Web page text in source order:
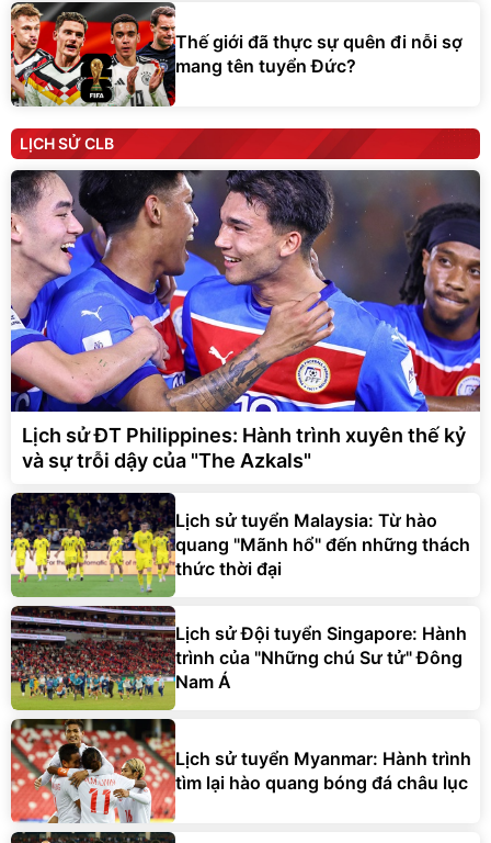
Thế giới đã thực sự quên đi nỗi sợ
mang tên tuyển Đức?
LỊCH SỬ CLB
Lịch sử ĐT Philippines: Hành trình xuyên thế kỷ
và sự trỗi dậy của "The Azkals"
Lịch sử tuyển Malaysia: Từ hào
quang "Mãnh hổ" đến những thách
thức thời đại
Lịch sử Đội tuyển Singapore: Hành
trình của "Những chú Sư tử" Đông
Nam Á
Lịch sử tuyển Myanmar: Hành trình
tìm lại hào quang bóng đá châu lục